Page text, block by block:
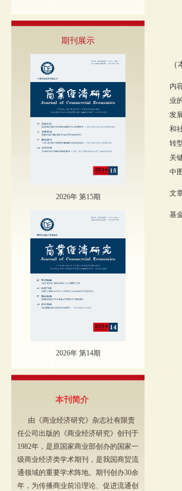
期刊展示
2026年 第15期
2026年 第14期
本刊简介
由《商业经济研究》杂志社有限责
任公司出版的《商业经济研究》创刊于
1982年，是原国家商业部创办的国家一
级商业经济类学术期刊，是我国商贸流
通领域的重要学术阵地。期刊创办30余
年，为传播商业前沿理论、促进流通创
内
业
发
和
转
关
中
文
基